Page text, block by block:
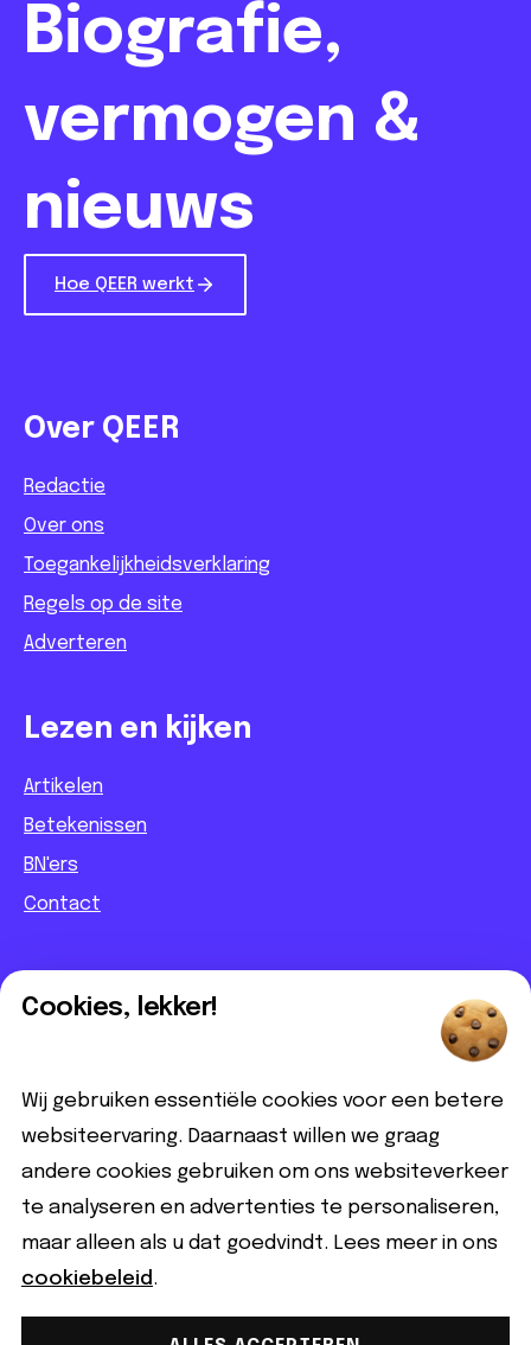
Biografie,
vermogen &
nieuws
Hoe QEER werkt
Over QEER
Redactie
Over ons
Toegankelijkheidsverklaring
Regels op de site
Adverteren
Lezen en kijken
Artikelen
Betekenissen
BN'ers
Contact
Informatief
Partnerbijdrage
Disclaimer
Volg ons
Cookies, lekker!
Wij gebruiken essentiële cookies voor een betere
websiteervaring. Daarnaast willen we graag
andere cookies gebruiken om ons websiteverkeer
te analyseren en advertenties te personaliseren,
maar alleen als u dat goedvindt. Lees meer in ons
cookiebeleid .